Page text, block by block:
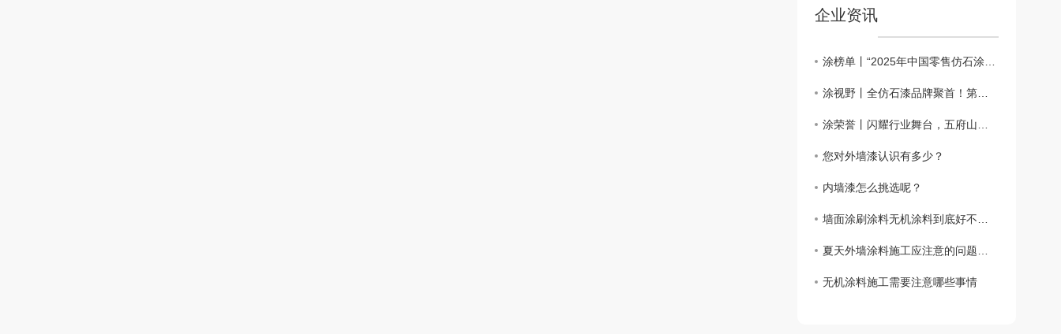
企业资讯
涂榜单丨“2025年中国零售仿石涂料北方30强”榜单出炉
涂视野丨全仿石漆品牌聚首！第二届仿石涂料新质赋能峰会有何魅力？
涂荣誉丨闪耀行业舞台，五府山揽获仿石涂料“北方30强”殊荣
您对外墙漆认识有多少？
内墙漆怎么挑选呢？
墙面涂刷涂料无机涂料到底好不好？
夏天外墙涂料施工应注意的问题都要哪些呢？
无机涂料施工需要注意哪些事情